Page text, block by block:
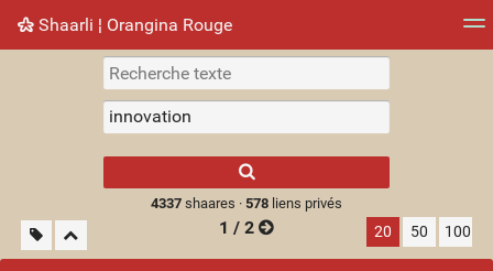
Shaarli ¦ Orangina Rouge
Nuage de tags Mur d'images
results.
4337shaares · 578liens privés
1 / 2 20 50 100